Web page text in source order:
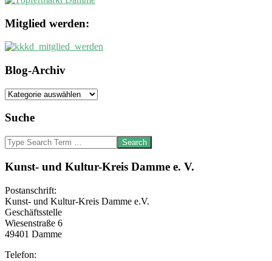
Mitglied werden:
Blog-Archiv
Blog-
Suche
Search
Kunst- und Kultur-Kreis Damme e. V.
Postanschrift:
Kunst- und Kultur-Kreis Damme e.V.
Geschäftsstelle
Wiesenstraße 6
49401 Damme
Telefon: